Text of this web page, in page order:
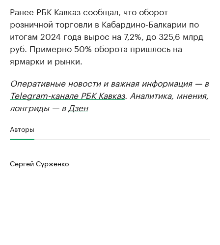
Ранее РБК Кавказсообщал , что оборот
розничной торговли в Кабардино-Балкарии по
итогам 2024 года вырос на 7,2%, до 325,6 млрд
руб. Примерно 50% оборота пришлось на
ярмарки и рынки.
Оперативные новости и важная информация — в
Telegram-канале РБК Кавказ. Аналитика, мнения,
лонгриды — в Дзен
Авторы
Сергей Сурженко